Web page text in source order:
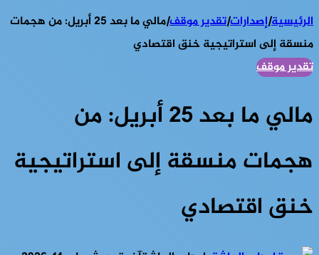
الرئيسية|إصدارات|تقدير موقف|
مالي ما بعد 25 أبريل: من هجمات
منسقة إلى استراتيجية خنق اقتصادي
تقدير موقف
مالي ما بعد 25 أبريل: من
هجمات منسقة إلى استراتيجية
خنق اقتصادي